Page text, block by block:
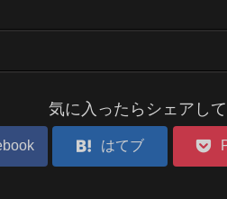
気に入ったらシェアし
はてブ